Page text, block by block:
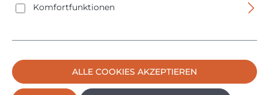
Komfortfunktionen
ALLE COOKIES AKZEPTIEREN